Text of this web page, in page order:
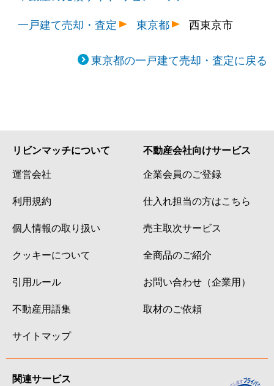
一戸建て売却・査定
東京都 西東京市
東京都の一戸建て売却・査定に戻る
リビンマッチについて
運営会社
利用規約
個人情報の取り扱い
クッキーについて
引用ルール
不動産用語集
サイトマップ
不動産会社向けサービス
企業会員のご登録
仕入れ担当の方はこちら
売主取次サービス
全商品のご紹介
お問い合わせ（企業用）
取材のご依頼
関連サービス